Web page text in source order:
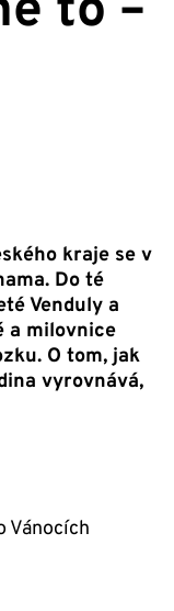
kraje se v
Do té
Venduly a
a milovnice
O tom, jak
vyrovnává,